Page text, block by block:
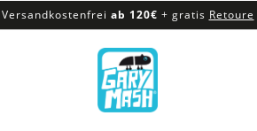
Versandkostenfrei ab 120€ + gratis Retoure
Versandkostenfreiab 120€